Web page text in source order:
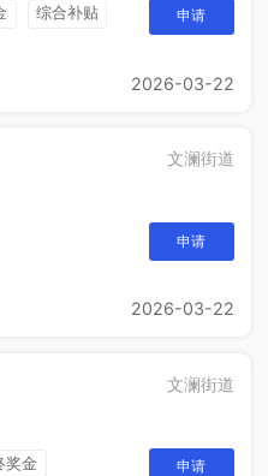
综合补贴
申请
2026-03-22
文澜街道
申请
2026-03-22
文澜街道
奖金
申请